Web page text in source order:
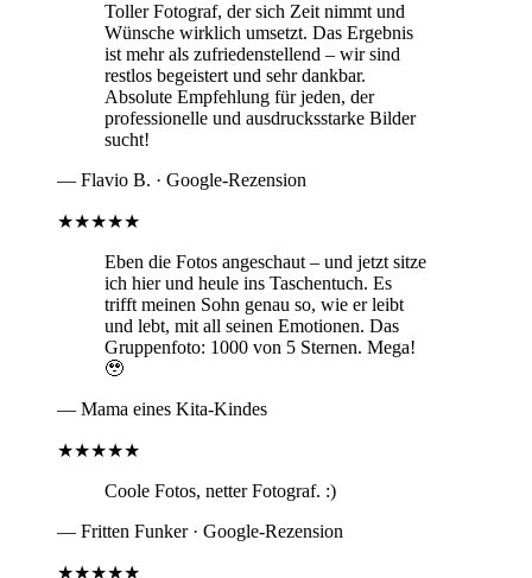
Toller Fotograf, der sich Zeit nimmt und
Wünsche wirklich umsetzt. Das Ergebnis
ist mehr als zufriedenstellend – wir sind
restlos begeistert und sehr dankbar.
Absolute Empfehlung für jeden, der
professionelle und ausdrucksstarke Bilder
sucht!
— Flavio B. · Google-Rezension
★★★★★
Eben die Fotos angeschaut – und jetzt sitze
ich hier und heule ins Taschentuch. Es
trifft meinen Sohn genau so, wie er leibt
und lebt, mit all seinen Emotionen. Das
Gruppenfoto: 1000 von 5 Sternen. Mega!
🥹
— Mama eines Kita-Kindes
★★★★★
Coole Fotos, netter Fotograf. :)
— Fritten Funker · Google-Rezension
★★★★★